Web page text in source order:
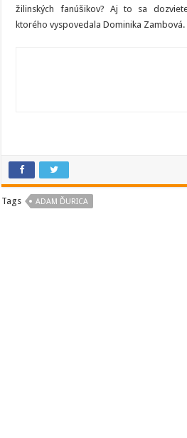
žilinských fanúšikov? Aj to sa
ktorého vyspovedala Dominika Zambová.
Tags ADAM ĎURICA